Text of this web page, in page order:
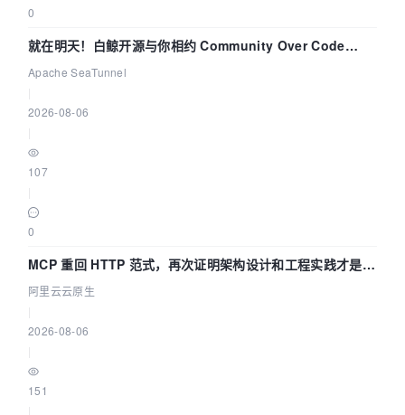
0
就在明天！白鲸开源与你相约 Community Over Code
Asia 2026 主题演讲！
Apache SeaTunnel
2026-08-06
107
0
MCP 重回 HTTP 范式，再次证明架构设计和工程实践才是稀
缺资源
阿里云云原生
2026-08-06
151